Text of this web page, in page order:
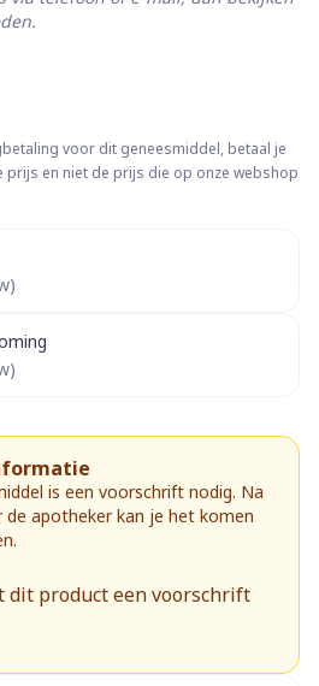
voor dit geneesmiddel, betaal je
prijs en niet de prijs die op onze webshop
is een voorschrift nodig. Na
de apotheker kan je het komen
dit product een voorschrift